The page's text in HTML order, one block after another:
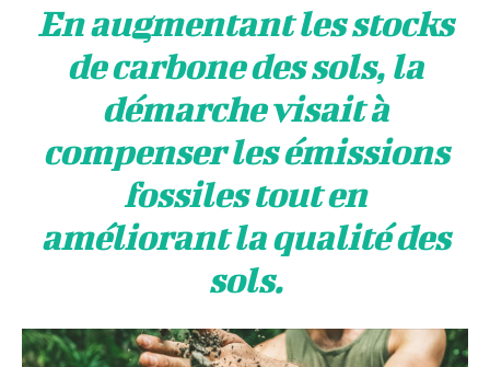
En augmentant lesstocks
de carbone des sols, la
démarche visait à
compenser les émissions
fossiles tout en
améliorant la qualité des
sols.